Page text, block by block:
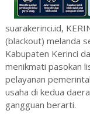
suarakerinci.id,
(blackout) melanda
Kabupaten Kerinci
menikmati pasokan
pelayanan
usaha di kedua
gangguan berarti.